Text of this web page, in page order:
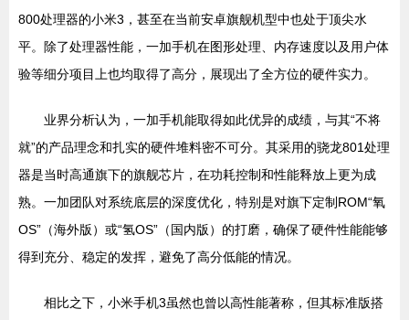
800处理器的小米3，甚至在当前安卓旗舰机型中也处于顶尖水
平。除了处理器性能，一加手机在图形处理、内存速度以及用户体
验等细分项目上也均取得了高分，展现出了全方位的硬件实力。
业界分析认为，一加手机能取得如此优异的成绩，与其“不将
就”的产品理念和扎实的硬件堆料密不可分。其采用的骁龙801处理
器是当时高通旗下的旗舰芯片，在功耗控制和性能释放上更为成
熟。一加团队对系统底层的深度优化，特别是对旗下定制ROM“氧
OS”（海外版）或“氢OS”（国内版）的打磨，确保了硬件性能能够
得到充分、稳定的发挥，避免了高分低能的情况。
相比之下，小米手机3虽然也曾以高性能著称，但其标准版搭